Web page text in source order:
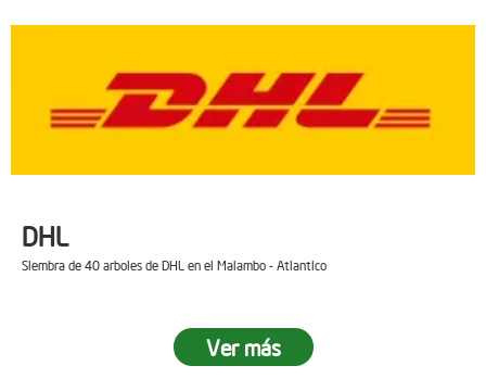
DHL
Siembra de 40 arboles de DHL en el Malambo - Atlantico
Ver más